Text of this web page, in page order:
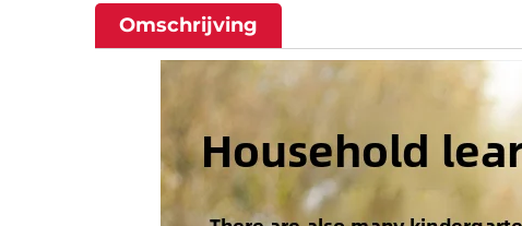
Omschrijving